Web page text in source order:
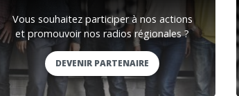
Vous souhaitez participer à nos actions
et promouvoir nos radios régionales ?
DEVENIR PARTENAIRE